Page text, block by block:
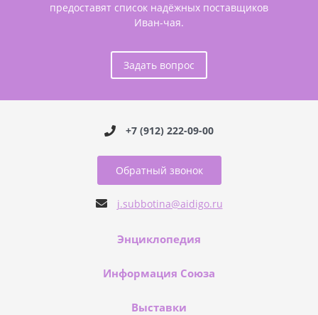
предоставят список надёжных поставщиков
Иван-чая.
Задать вопрос
+7 (912) 222-09-00
Обратный звонок
j.subbotina@aidigo.ru
Энциклопедия
Информация Союза
Выставки